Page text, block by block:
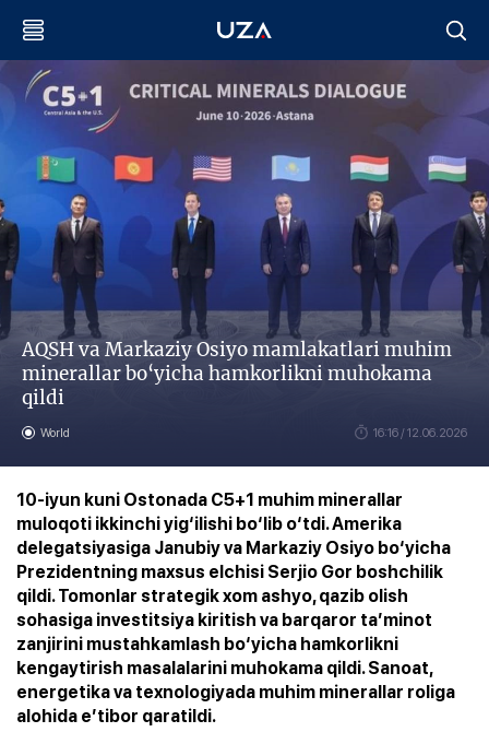
AQSH va Markaziy Osiyo mamlakatlari muhim
minerallar bo‘yicha hamkorlikni muhokama
qildi
World 16:16 / 12.06.2026
10-iyun kuni Ostonada C5+1 muhim minerallar
muloqoti ikkinchi yig‘ilishi bo‘lib o‘tdi. Amerika
delegatsiyasiga Janubiy va Markaziy Osiyo bo‘yicha
Prezidentning maxsus elchisi Serjio Gor boshchilik
qildi. Tomonlar strategik xom ashyo, qazib olish
sohasiga investitsiya kiritish va barqaror ta’minot
zanjirini mustahkamlash bo‘yicha hamkorlikni
kengaytirish masalalarini muhokama qildi. Sanoat,
energetika va texnologiyada muhim minerallar roliga
alohida e’tibor qaratildi.